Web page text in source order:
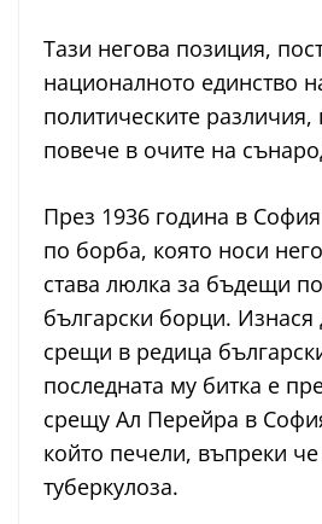
Тази негова позиция,
националното единство
политическите
повече в очите на
През 1936 година в
по борба, която носи
става люлка за бъдещи
български борци. Изнася
срещи в редица
последната му битка е
срещу Ал Перейра в
който печели, въпреки
туберкулоза.